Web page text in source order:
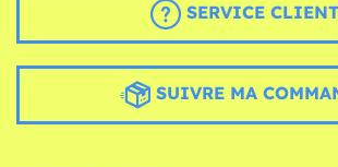
SERVICE CLIENT
SUIVRE MA